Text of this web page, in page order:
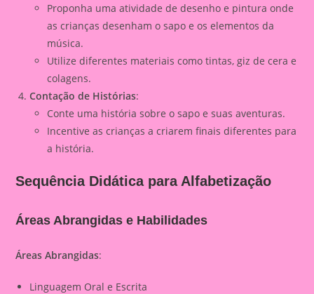
Proponha uma atividade de desenho e pintura onde
as crianças desenham o sapo e os elementos da
música.
Utilize diferentes materiais como tintas, giz de cera e
colagens.
Contação de Histórias:
Conte uma história sobre o sapo e suas aventuras.
Incentive as crianças a criarem finais diferentes para
a história.
Sequência Didática para Alfabetização
Áreas Abrangidas e Habilidades
Áreas Abrangidas:
Linguagem Oral e Escrita